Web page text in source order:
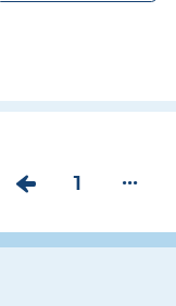
V
r
P
g
1 ...